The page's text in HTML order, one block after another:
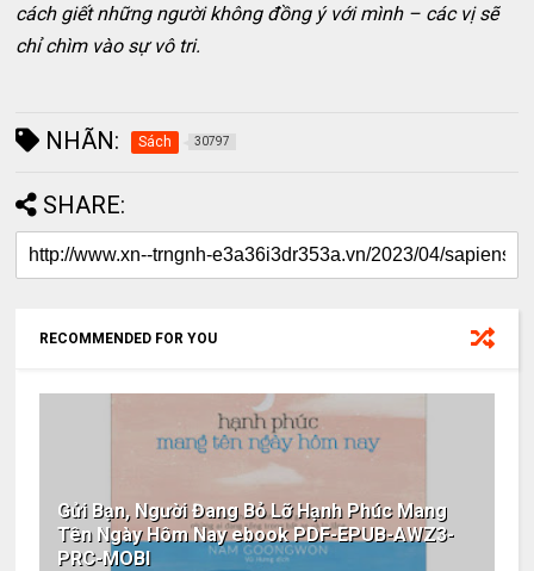
cách giết những người không đồng ý với mình – các vị sẽ
chỉ chìm vào sự vô tri.
NHÃN: Sách 30797
SHARE:
RECOMMENDED FOR YOU
Gửi Bạn, Người Đang Bỏ Lỡ Hạnh Phúc Mang
Tên Ngày Hôm Nay ebook PDF-EPUB-AWZ3-
PRC-MOBI